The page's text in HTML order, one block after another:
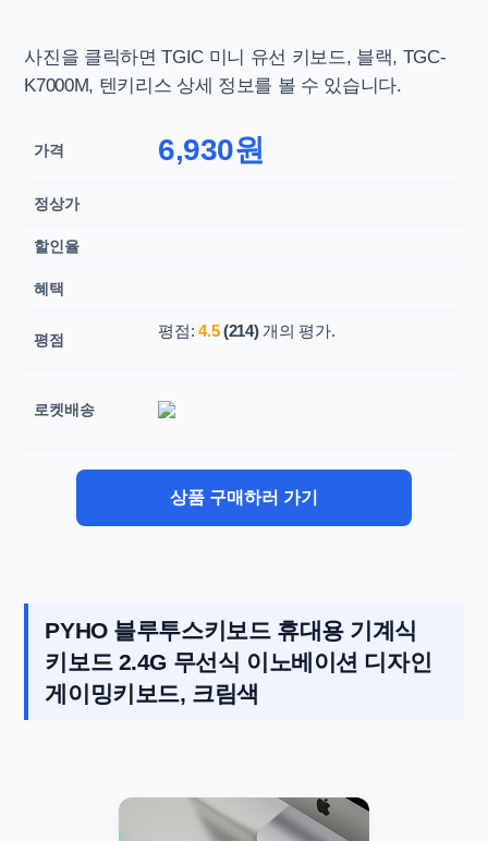
사진을 클릭하면 TGIC 미니 유선 키보드, 블랙, TGC-
K7000M, 텐키리스 상세 정보를 볼 수 있습니다.
가격 6,930원
정상가
할인율
혜택
평점 평점:4.5 (214)개의 평가.
로켓배송
상품 구매하러 가기
PYHO 블루투스키보드 휴대용 기계식
키보드 2.4G 무선식 이노베이션 디자인
게이밍키보드, 크림색